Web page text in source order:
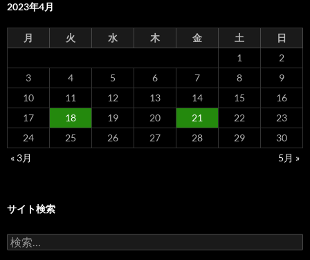
2023年4月
月 火 水 木 金 土
日
1
2
3
4 5 6 7 8
9
10
11 12 13 14 15
16
17
18 19 20 21 22
23
24
25 26 27 28 29
30
« 3月
5月 »
サイト検索
検
索: